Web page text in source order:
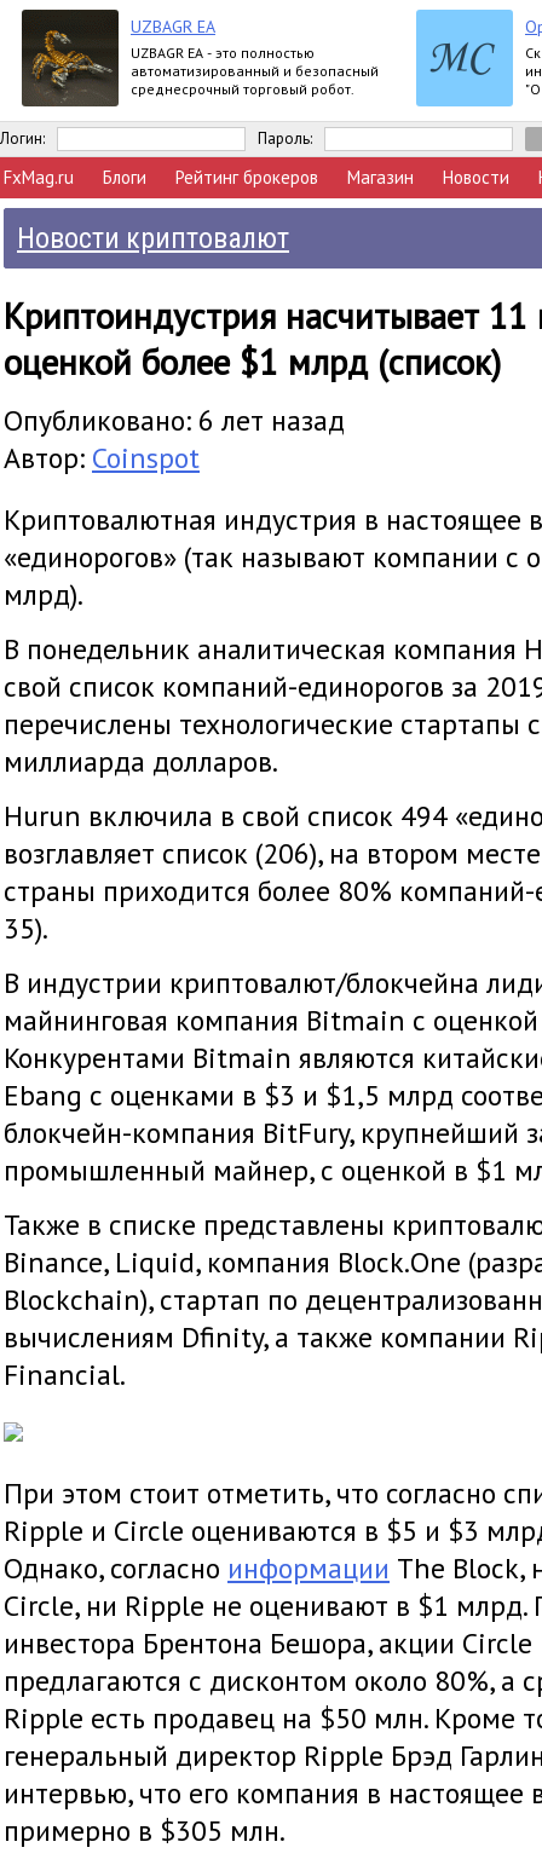
UZBAGR EA
UZBAGR EA - это полностью
автоматизированный и безопасный
среднесрочный торговый робот.
Логин: Пароль:
FxMag.ru Блоги Рейтинг брокеров Магазин Новости
Новости криптовалют
Криптоиндустрия насчитывает
оценкой более $1 млрд (список)
Опубликовано: 6 лет назад
Автор: Coinspot
Криптовалютная индустрия в настоящее
«единорогов» (так называют компании с
млрд).
В понедельник аналитическая компания
свой список компаний-единорогов за
перечислены технологические стартапы
миллиарда долларов.
Hurun включила в свой список 494
возглавляет список (206), на втором
страны приходится более 80%
35).
В индустрии криптовалют/блокчейна
майнинговая компания Bitmain с
Конкурентами Bitmain являются
Ebang с оценками в $3 и $1,5 млрд
блокчейн-компания BitFury, крупнейший
промышленный майнер, с оценкой в $1
Также в списке представлены
Binance, Liquid, компания Block.One
Blockchain), стартап по
вычислениям Dfinity, а также компании
Financial.
При этом стоит отметить, что согласно
Ripple и Circle оцениваются в $5 и $3
Однако, согласно информации The Block,
Circle, ни Ripple не оценивают в $1
инвестора Брентона Бешора, акции
предлагаются с дисконтом около 80%, а
Ripple есть продавец на $50 млн. Кроме
генеральный директор Ripple Брэд
интервью, что его компания в настоящее
примерно в $305 млн.